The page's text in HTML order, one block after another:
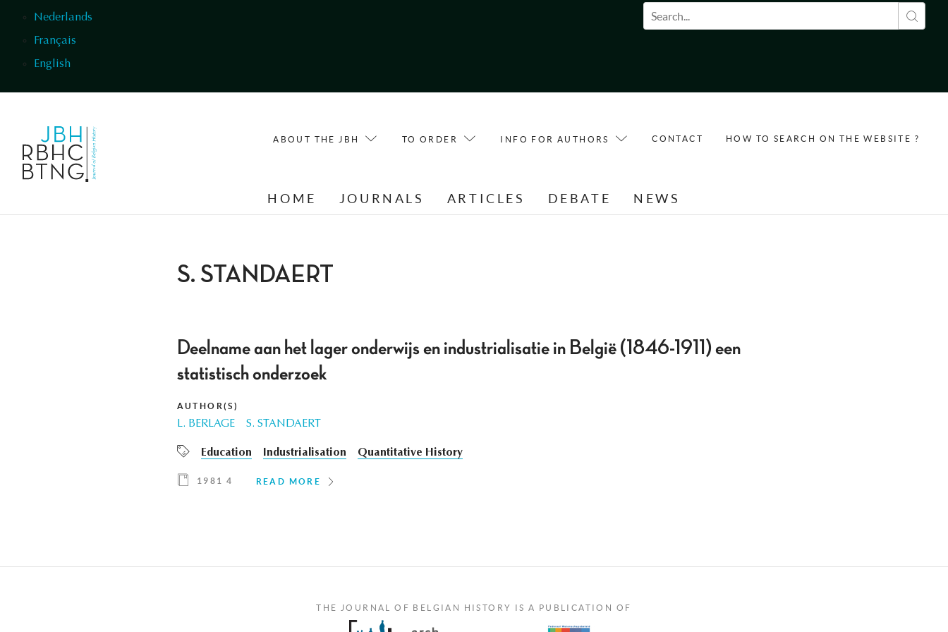
Nederlands
Français
English
Search form
ABOUT THE JBH TO ORDER INFO FOR AUTHORS CONTACT HOW TO SEARCH ON THE WEBSITE ?
HOME JOURNALS ARTICLES DEBATE NEWS
S. STANDAERT
Deelname aan het lager onderwijs en industrialisatie in België (1846-1911) een
statistisch onderzoek
AUTHOR(S)
L. BERLAGE S. STANDAERT
Education Industrialisation Quantitative History
1981 4 READ MORE
THE JOURNAL OF BELGIAN HISTORY IS A PUBLICATION OF